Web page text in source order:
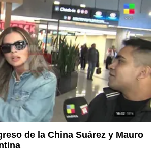
de la China Suárez y Mauro